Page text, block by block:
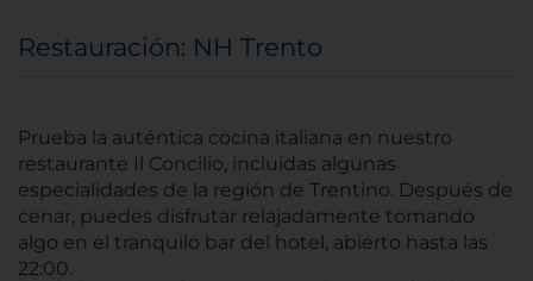
Restauración: NH Trento
Prueba la auténtica cocina italiana en nuestro
restaurante Il Concilio, incluidas algunas
especialidades de la región de Trentino. Después de
cenar, puedes disfrutar relajadamente tomando
algo en el tranquilo bar del hotel, abierto hasta las
22:00.